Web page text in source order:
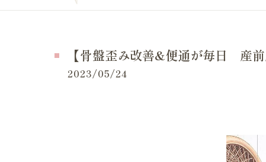
よくある質問
施術事例（一般的な症状）
LINE等でいただいたメッセージ
妊活の
妊活
妊活 子
【骨盤歪み改善&便通が毎日 産
2023/05/24